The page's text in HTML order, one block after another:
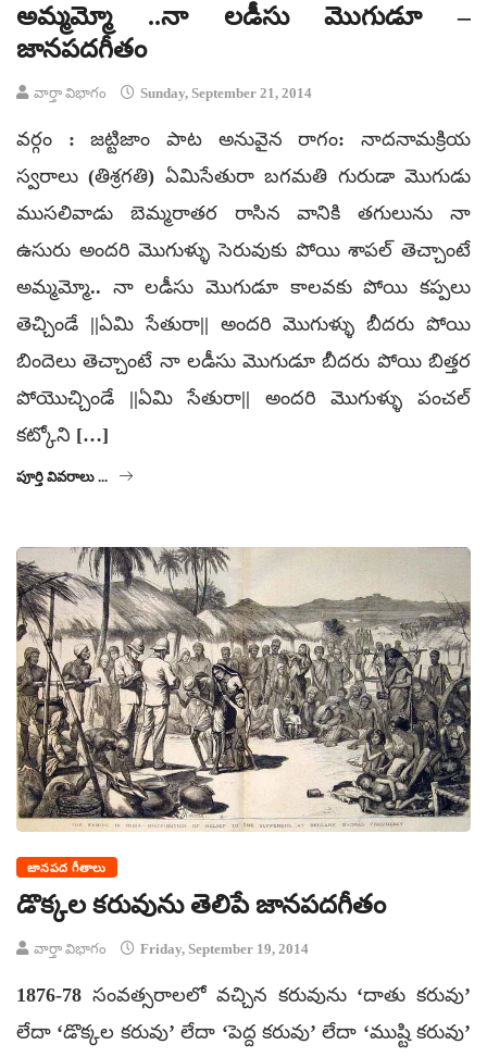
అమ్మమ్మో ..నా లడీసు మొగుడూ –
జానపదగీతం
వార్తా విభాగం Sunday, September 21, 2014
వర్గం : జట్టిజాం పాట అనువైన రాగం: నాదనామక్రియ
స్వరాలు (తిశ్రగతి) ఏమిసేతురా బగమతి గురుడా మొగుడు
ముసలివాడు బెమ్మరాతర రాసిన వానికి తగులును నా
ఉసురు అందరి మొగుళ్ళు సెరువుకు పోయి శాపల్ తెచ్చాంటే
అమ్మమ్మో.. నా లడీసు మొగుడూ కాలవకు పోయి కప్పలు
తెచ్చిండే ||ఏమి సేతురా|| అందరి మొగుళ్ళు బీదరు పోయి
బిందెలు తెచ్చాంటే నా లడీసు మొగుడూ బీదరు పోయి బిత్తర
పోయొచ్చిండే ||ఏమి సేతురా|| అందరి మొగుళ్ళు పంచల్
కట్కోని […]
పూర్తి వివరాలు ...
జానపద గీతాలు
డొక్కల కరువును తెలిపే జానపదగీతం
వార్తా విభాగం Friday, September 19, 2014
1876-78 సంవత్సరాలలో వచ్చిన కరువును ‘దాతు కరువు’
లేదా ‘డొక్కల కరువు’ లేదా ‘పెద్ద కరువు’ లేదా ‘ముష్టి కరువు’